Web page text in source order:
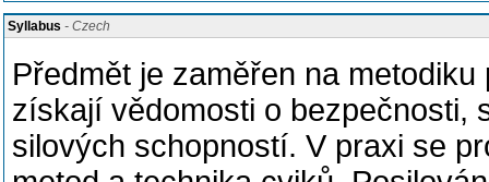
Syllabus - Czech
Předmět je zaměřen na
získají vědomosti o bezpečnosti,
silových schopností. V praxi se